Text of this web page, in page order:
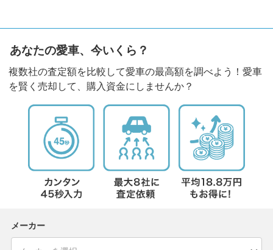
あなたの愛車、今いくら？
複数社の査定額を比較して愛車の最高額を調べよう！愛車
を賢く売却して、購入資金にしませんか？
メーカー